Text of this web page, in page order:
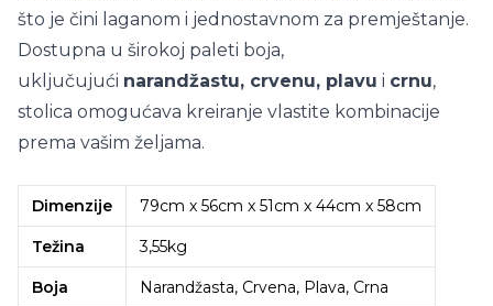
što je čini laganom i jednostavnom za premještanje.
Dostupna u širokoj paleti boja,
uključujući narandžastu, crvenu, plavu i crnu,
stolica omogućava kreiranje vlastite kombinacije
prema vašim željama.
Dimenzije 79cm x 56cm x 51cm x 44cm x 58cm
Težina 3,55kg
Boja Narandžasta, Crvena, Plava, Crna